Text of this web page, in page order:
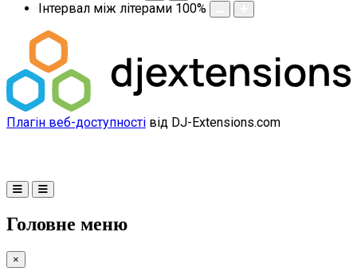
Інтервал між літерами 100%
Плагін веб-доступності від DJ-Extensions.com
Головне меню
×